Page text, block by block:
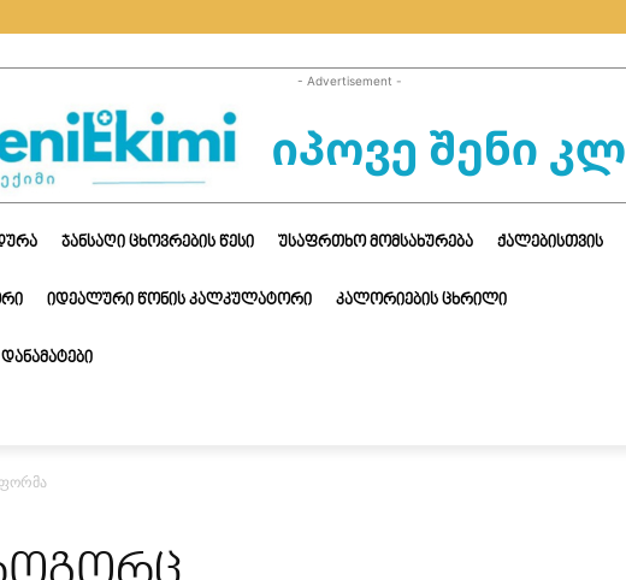
- Advertisement -
ᲯᲐᲜᲡᲐᲦᲘ ᲪᲮᲝᲕᲠᲔᲑᲘᲡ ᲬᲔᲡᲘ ᲣᲡᲐᲤᲠᲗᲮᲝ ᲛᲝᲛᲡᲐᲮᲣᲠᲔᲑᲐ ᲥᲐᲚᲔᲑᲘᲡᲗᲕᲘᲡ
ᲘᲓᲔᲐᲚᲣᲠᲘ ᲬᲝᲜᲘᲡ ᲙᲐᲚᲙᲣᲚᲐᲢᲝᲠᲘ ᲙᲐᲚᲝᲠᲘᲔᲑᲘᲡ ᲪᲮᲠᲘᲚᲘ
ᲓᲐᲜᲐᲛᲐᲢᲔᲑᲘ